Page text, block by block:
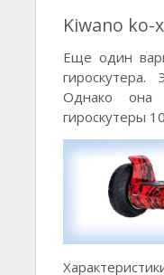
Kiwano ko-x
Еще один
гироскутера.
Однако
гироскутеры